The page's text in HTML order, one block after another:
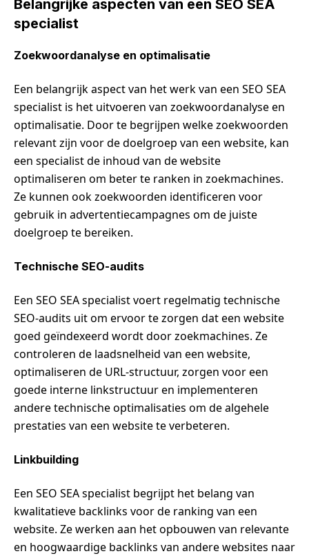
Belangrijke aspecten van een SEO SEA
specialist
Zoekwoordanalyse en optimalisatie
Een belangrijk aspect van het werk van een SEO SEA
specialist is het uitvoeren van zoekwoordanalyse en
optimalisatie. Door te begrijpen welke zoekwoorden
relevant zijn voor de doelgroep van een website, kan
een specialist de inhoud van de website
optimaliseren om beter te ranken in zoekmachines.
Ze kunnen ook zoekwoorden identificeren voor
gebruik in advertentiecampagnes om de juiste
doelgroep te bereiken.
Technische SEO-audits
Een SEO SEA specialist voert regelmatig technische
SEO-audits uit om ervoor te zorgen dat een website
goed geïndexeerd wordt door zoekmachines. Ze
controleren de laadsnelheid van een website,
optimaliseren de URL-structuur, zorgen voor een
goede interne linkstructuur en implementeren
andere technische optimalisaties om de algehele
prestaties van een website te verbeteren.
Linkbuilding
Een SEO SEA specialist begrijpt het belang van
kwalitatieve backlinks voor de ranking van een
website. Ze werken aan het opbouwen van relevante
en hoogwaardige backlinks van andere websites naar